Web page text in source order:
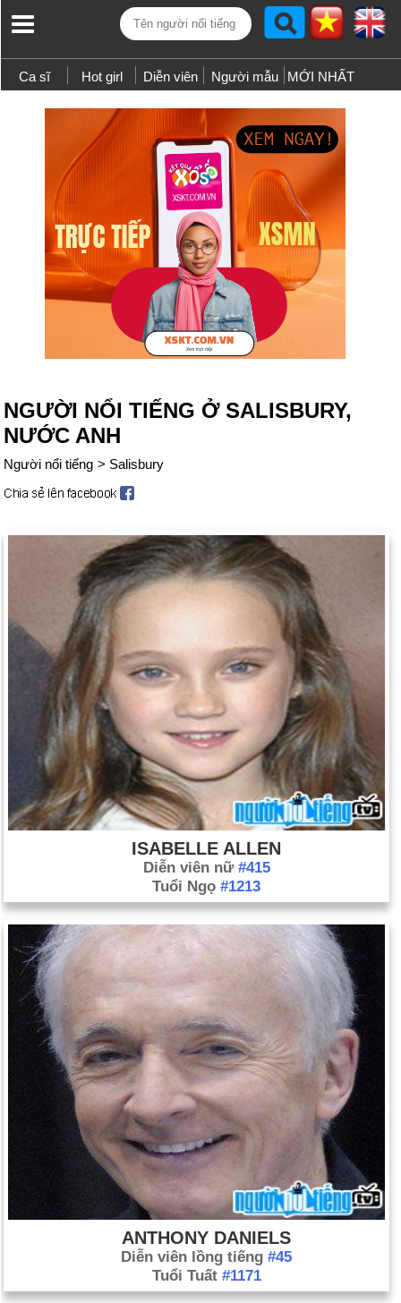
Ca sĩ Hot girl Diễn viên Người mẫu MỚI NHẤT
NGƯỜI NỔI TIẾNG Ở SALISBURY,
NƯỚC ANH
Người nổi tiếng > Salisbury
ISABELLE ALLEN
Diễn viên nữ #415
Tuổi Ngọ #1213
ANTHONY DANIELS
Diễn viên lồng tiếng #45
Tuổi Tuất #1171